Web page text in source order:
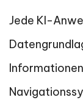
Jede KI-